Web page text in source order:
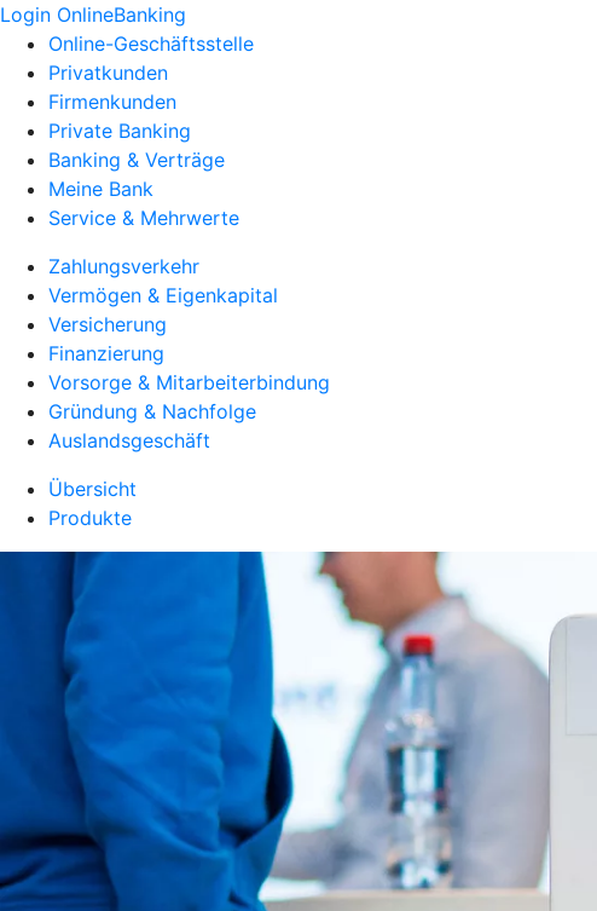
Login OnlineBanking
Online-Geschäftsstelle
Privatkunden
Firmenkunden
Private Banking
Banking & Verträge
Meine Bank
Service & Mehrwerte
Zahlungsverkehr
Vermögen & Eigenkapital
Versicherung
Finanzierung
Vorsorge & Mitarbeiterbindung
Gründung & Nachfolge
Auslandsgeschäft
Übersicht
Produkte